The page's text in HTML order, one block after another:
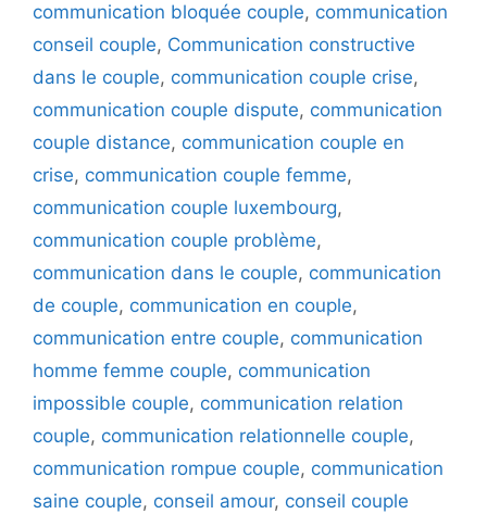
communication bloquée couple, communication
conseil couple, Communication constructive
dans le couple, communication couple crise,
communication couple dispute, communication
couple distance, communication couple en
crise, communication couple femme,
communication couple luxembourg,
communication couple problème,
communication dans le couple, communication
de couple, communication en couple,
communication entre couple, communication
homme femme couple, communication
impossible couple, communication relation
couple, communication relationnelle couple,
communication rompue couple, communication
saine couple, conseil amour, conseil couple